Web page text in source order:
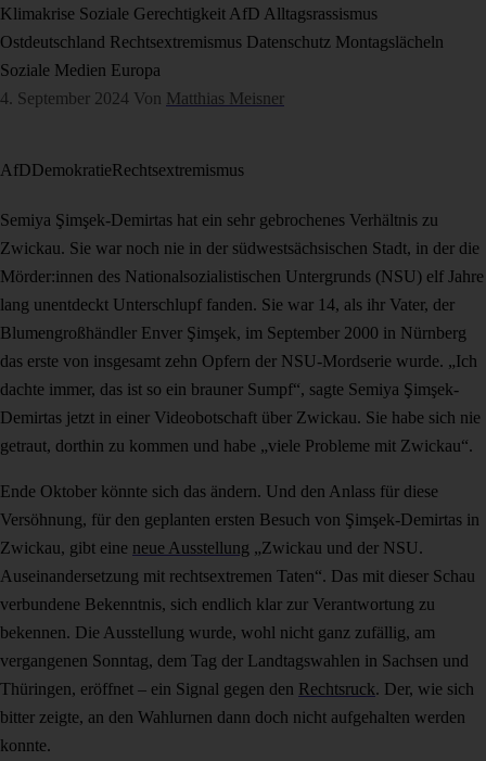
Klimakrise Soziale Gerechtigkeit AfD Alltagsrassismus
Ostdeutschland Rechtsextremismus Datenschutz Montagslächeln
Soziale Medien Europa
4. September 2024 Von Matthias Meisner
AfDDemokratieRechtsextremismus
Semiya Şimşek-Demirtas hat ein sehr gebrochenes Verhältnis zu
Zwickau. Sie war noch nie in der südwestsächsischen Stadt, in der die
Mörder:innen des Nationalsozialistischen Untergrunds (NSU) elf Jahre
lang unentdeckt Unterschlupf fanden. Sie war 14, als ihr Vater, der
Blumengroßhändler Enver Şimşek, im September 2000 in Nürnberg
das erste von insgesamt zehn Opfern der NSU-Mordserie wurde. „Ich
dachte immer, das ist so ein brauner Sumpf“, sagte Semiya Şimşek-
Demirtas jetzt in einer Videobotschaft über Zwickau. Sie habe sich nie
getraut, dorthin zu kommen und habe „viele Probleme mit Zwickau“.
Ende Oktober könnte sich das ändern. Und den Anlass für diese
Versöhnung, für den geplanten ersten Besuch von Şimşek-Demirtas in
Zwickau, gibt eine neue Ausstellung „Zwickau und der NSU.
Auseinandersetzung mit rechtsextremen Taten“. Das mit dieser Schau
verbundene Bekenntnis, sich endlich klar zur Verantwortung zu
bekennen. Die Ausstellung wurde, wohl nicht ganz zufällig, am
vergangenen Sonntag, dem Tag der Landtagswahlen in Sachsen und
Thüringen, eröffnet – ein Signal gegen den Rechtsruck. Der, wie sich
bitter zeigte, an den Wahlurnen dann doch nicht aufgehalten werden
konnte.